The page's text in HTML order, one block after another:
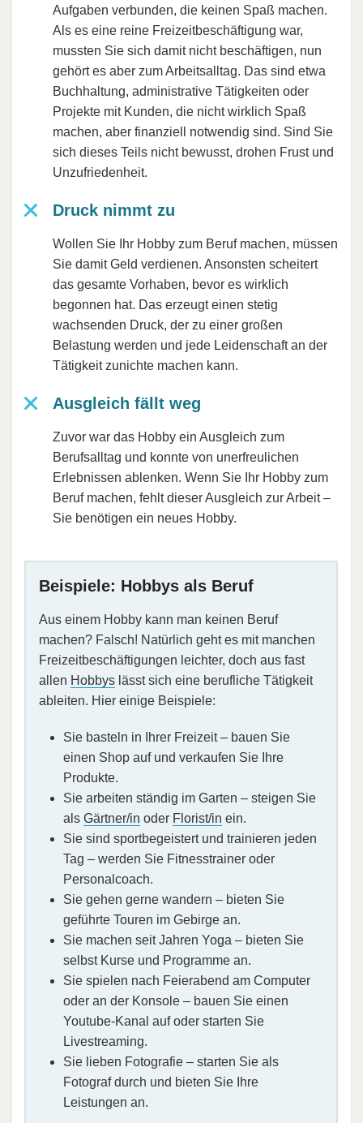
Aufgaben verbunden, die keinen Spaß machen.
Als es eine reine Freizeitbeschäftigung war,
mussten Sie sich damit nicht beschäftigen, nun
gehört es aber zum Arbeitsalltag. Das sind etwa
Buchhaltung, administrative Tätigkeiten oder
Projekte mit Kunden, die nicht wirklich Spaß
machen, aber finanziell notwendig sind. Sind Sie
sich dieses Teils nicht bewusst, drohen Frust und
Unzufriedenheit.
Druck nimmt zu
Wollen Sie Ihr Hobby zum Beruf machen, müssen
Sie damit Geld verdienen. Ansonsten scheitert
das gesamte Vorhaben, bevor es wirklich
begonnen hat. Das erzeugt einen stetig
wachsenden Druck, der zu einer großen
Belastung werden und jede Leidenschaft an der
Tätigkeit zunichte machen kann.
Ausgleich fällt weg
Zuvor war das Hobby ein Ausgleich zum
Berufsalltag und konnte von unerfreulichen
Erlebnissen ablenken. Wenn Sie Ihr Hobby zum
Beruf machen, fehlt dieser Ausgleich zur Arbeit –
Sie benötigen ein neues Hobby.
Beispiele: Hobbys als Beruf
Aus einem Hobby kann man keinen Beruf
machen? Falsch! Natürlich geht es mit manchen
Freizeitbeschäftigungen leichter, doch aus fast
allen Hobbys lässt sich eine berufliche Tätigkeit
ableiten. Hier einige Beispiele:
Sie basteln in Ihrer Freizeit – bauen Sie
einen Shop auf und verkaufen Sie Ihre
Produkte.
Sie arbeiten ständig im Garten – steigen Sie
als Gärtner/in oder Florist/in ein.
Sie sind sportbegeistert und trainieren jeden
Tag – werden Sie Fitnesstrainer oder
Personalcoach.
Sie gehen gerne wandern – bieten Sie
geführte Touren im Gebirge an.
Sie machen seit Jahren Yoga – bieten Sie
selbst Kurse und Programme an.
Sie spielen nach Feierabend am Computer
oder an der Konsole – bauen Sie einen
Youtube-Kanal auf oder starten Sie
Livestreaming.
Sie lieben Fotografie – starten Sie als
Fotograf durch und bieten Sie Ihre
Leistungen an.